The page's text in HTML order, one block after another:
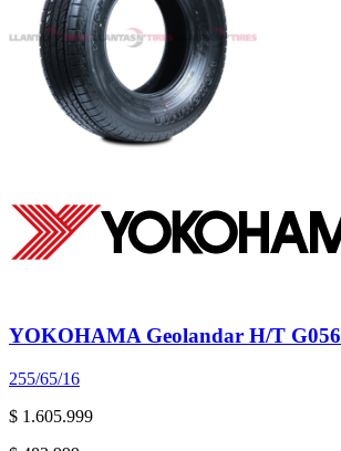
YOKOHAMA Geolandar H/T G056
255/65/16
$ 1.605.999